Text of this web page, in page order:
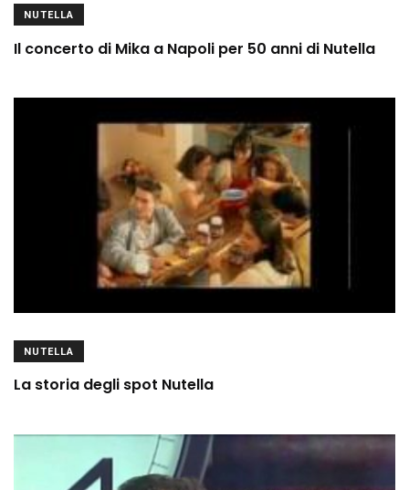
NUTELLA
Il concerto di Mika a Napoli per 50 anni di Nutella
NUTELLA
La storia degli spot Nutella